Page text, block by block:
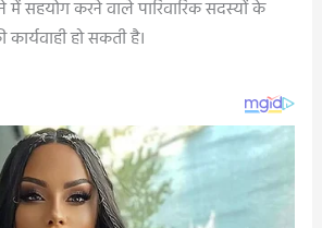
सहयोग करने वाले पारिवारिक सदस्यों के
कार्यवाही हो सकती है।